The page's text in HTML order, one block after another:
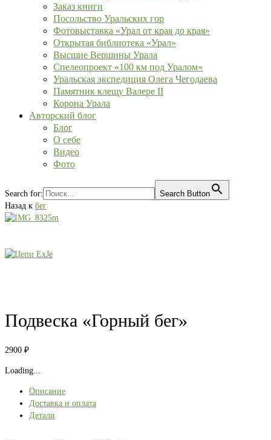
Заказ книги
Посольство Уральских гор
Фотовыставка «Урал от края до края»
Открытая библиотека «Урал»
Высшие Вершины Урала
Спелеопроект «100 км под Уралом»
Уральская экспедиция Олега Чегодаева
Памятник клещу Валере II
Корона Урала
Авторский блог
Блог
О себе
Видео
Фото
Search for:
Search Button
Назад к бег
Подвеска «Горный бег»
2900 ₽
Loading...
Описание
Доставка и оплата
Детали